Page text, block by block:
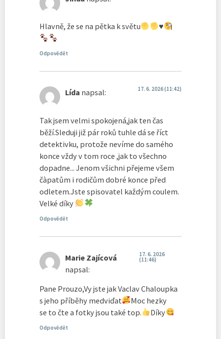
Hlavně, že se na pětka k světu ♥️
Odpovědět
Lída napsal: 17. 6. 2026 (11:42)
Tak jsem velmi spokojená,jak ten čas
běží.Sleduji již pár roků tuhle dá se říct
detektivku, protože nevíme do samého
konce vždy v tom roce ,jak to všechno
dopadne... Jenom všichni přejeme všem
čàpatům i rodičům dobré konce před
odletem.Jste spisovatel každým coulem.
Velké díky
Odpovědět
Marie Zajícová
napsal:
17. 6. 2026
(11:46)
Pane Prouzo,Vy jste jak Vaclav Chaloupka
s jeho příběhy medviďat
Moc hezky
se to čte a fotky jsou také top.
Díky
Odpovědět